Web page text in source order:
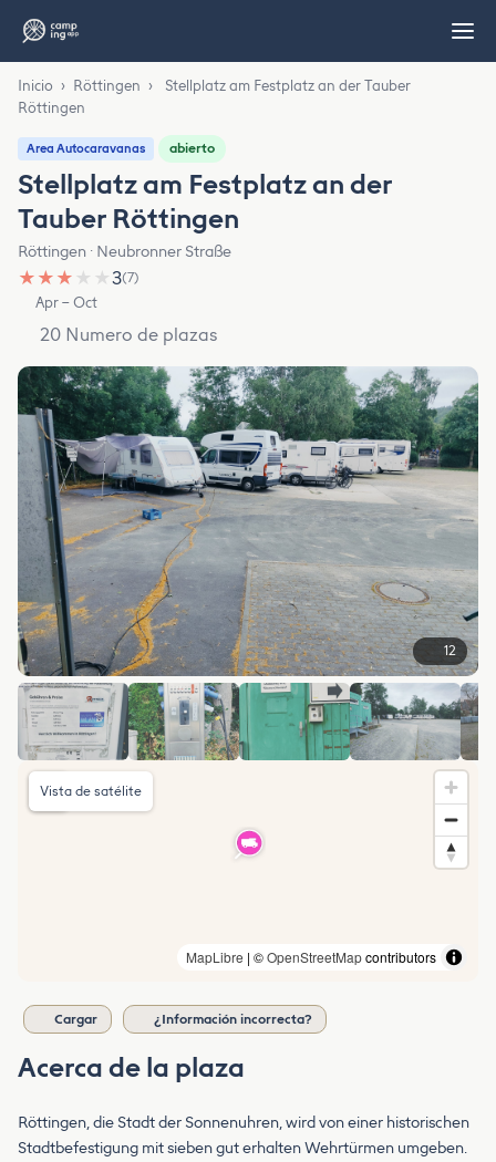
Inicio › Röttingen ›
Stellplatz am Festplatz an der Tauber
Röttingen
Area Autocaravanas abierto
Stellplatz am Festplatz an der
Tauber Röttingen
Röttingen · Neubronner Straße
★ ★ ★ ★ ★3(7)
Apr – Oct
20 Numero de plazas
12
MapLibre | ©OpenStreetMapcontributors
Vista de satélite
Cargar ¿Información incorrecta?
Acerca de la plaza
Röttingen, die Stadt der Sonnenuhren, wird von einer historischen
Stadtbefestigung mit sieben gut erhalten Wehrtürmen umgeben.